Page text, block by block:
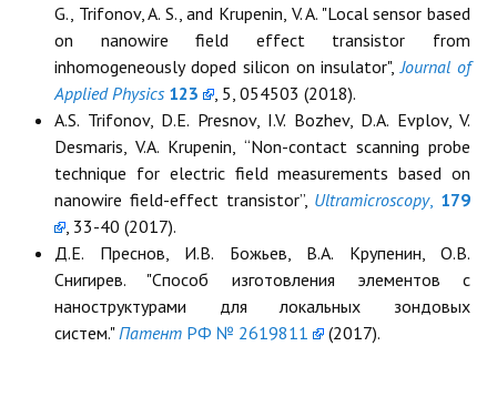
G., Trifonov, A. S., and Krupenin, V. A. "Local sensor based
on nanowire field effect transistor from
inhomogeneously doped silicon on insulator",Journal of
Applied Physics 123
, 5, 054503 (2018).
A.S. Trifonov, D.E. Presnov, I.V. Bozhev, D.A. Evplov, V.
Desmaris, V.A. Krupenin, “Non-contact scanning probe
technique for electric field measurements based on
nanowire field-effect transistor”, Ultramicroscopy, 179
, 33-40 (2017).
Д.Е. Преснов, И.В. Божьев, В.А. Крупенин, О.В.
Снигирев. "Способ изготовления элементов с
наноструктурами для локальных зондовых
систем."Патент РФ № 2619811 (2017).